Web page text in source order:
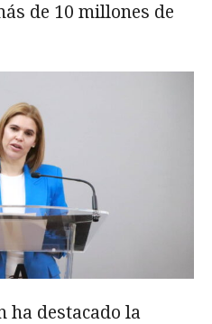
de 10 millones de
ha destacado la